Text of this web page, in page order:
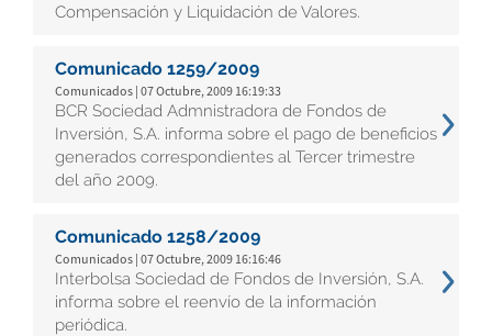
Compensación y Liquidación de Valores.
Comunicado 1259/2009
Comunicados | 07 Octubre, 2009 16:19:33
BCR Sociedad Admnistradora de Fondos de
Inversión, S.A. informa sobre el pago de beneficios
generados correspondientes al Tercer trimestre
del año 2009.
Comunicado 1258/2009
Comunicados | 07 Octubre, 2009 16:16:46
Interbolsa Sociedad de Fondos de Inversión, S.A.
informa sobre el reenvío de la información
periódica.